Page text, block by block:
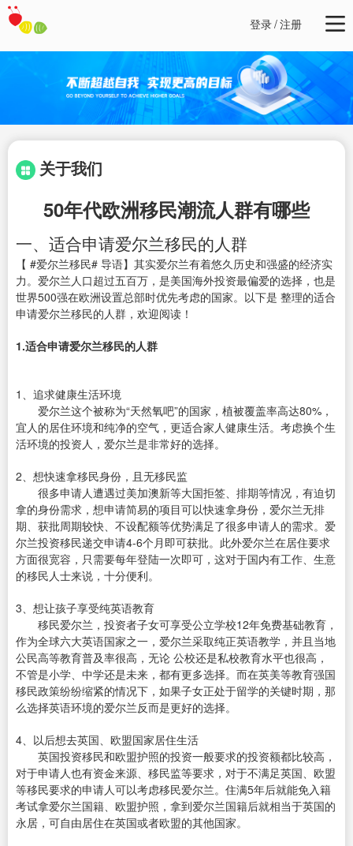
登录/注册
关于我们
50年代欧洲移民潮流人群有哪些
一、适合申请爱尔兰移民的人群
【 #爱尔兰移民# 导语】其实爱尔兰有着悠久历史和强盛的经济实
力。爱尔兰人口超过五百万，是美国海外投资最偏爱的选择，也是
世界500强在欧洲设置总部时优先考虑的国家。以下是 整理的适合
申请爱尔兰移民的人群，欢迎阅读！
1.适合申请爱尔兰移民的人群
1、追求健康生活环境
爱尔兰这个被称为“天然氧吧”的国家，植被覆盖率高达80%，
宜人的居住环境和纯净的空气，更适合家人健康生活。考虑换个生
活环境的投资人，爱尔兰是非常好的选择。
2、想快速拿移民身份，且无移民监
很多申请人遭遇过美加澳新等大国拒签、排期等情况，有迫切
拿的身份需求，想申请简易的项目可以快速拿身份，爱尔兰无排
期、获批周期较快、不设配额等优势满足了很多申请人的需求。爱
尔兰投资移民递交申请4-6个月即可获批。此外爱尔兰在居住要求
方面很宽容，只需要每年登陆一次即可，这对于国内有工作、生意
的移民人士来说，十分便利。
3、想让孩子享受纯英语教育
移民爱尔兰，投资者子女可享受公立学校12年免费基础教育，
作为全球六大英语国家之一，爱尔兰采取纯正英语教学，并且当地
公民高等教育普及率很高，无论 公校还是私校教育水平也很高，
不管是小学、中学还是未来，都有更多选择。而在英美等教育强国
移民政策纷纷缩紧的情况下，如果子女正处于留学的关键时期，那
么选择英语环境的爱尔兰反而是更好的选择。
4、以后想去英国、欧盟国家居住生活
英国投资移民和欧盟护照的投资一般要求的投资额都比较高，
对于申请人也有资金来源、移民监等要求，对于不满足英国、欧盟
等移民要求的申请人可以考虑移民爱尔兰。住满5年后就能免入籍
考试拿爱尔兰国籍、欧盟护照，拿到爱尔兰国籍后就相当于英国的
永居，可自由居住在英国或者欧盟的其他国家。